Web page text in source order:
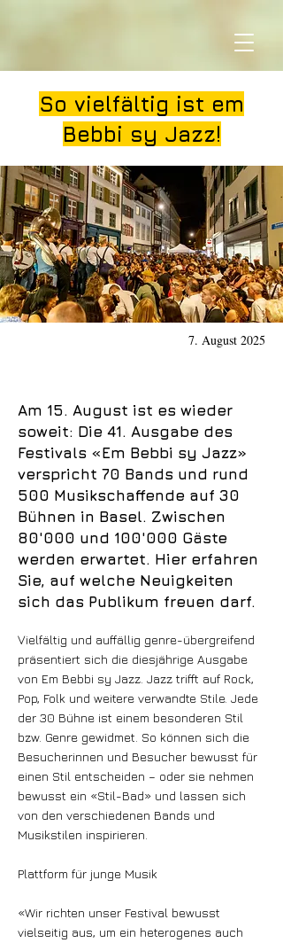
So vielfältig ist em
Bebbi sy Jazz!
7. August 2025
Am 15. August ist es wieder
soweit: Die 41. Ausgabe des
Festivals «Em Bebbi sy Jazz»
verspricht 70 Bands und rund
500 Musikschaffende auf 30
Bühnen in Basel. Zwischen
80'000 und 100'000 Gäste
werden erwartet. Hier erfahren
Sie, auf welche Neuigkeiten
sich das Publikum freuen darf.
Vielfältig und auffällig genre-übergreifend
präsentiert sich die diesjährige Ausgabe
von Em Bebbi sy Jazz. Jazz trifft auf Rock,
Pop, Folk und weitere verwandte Stile. Jede
der 30 Bühne ist einem besonderen Stil
bzw. Genre gewidmet. So können sich die
Besucherinnen und Besucher bewusst für
einen Stil entscheiden – oder sie nehmen
bewusst ein «Stil-Bad» und lassen sich
von den verschiedenen Bands und
Musikstilen inspirieren.
Plattform für junge Musik
«Wir richten unser Festival bewusst
vielseitig aus, um ein heterogenes auch